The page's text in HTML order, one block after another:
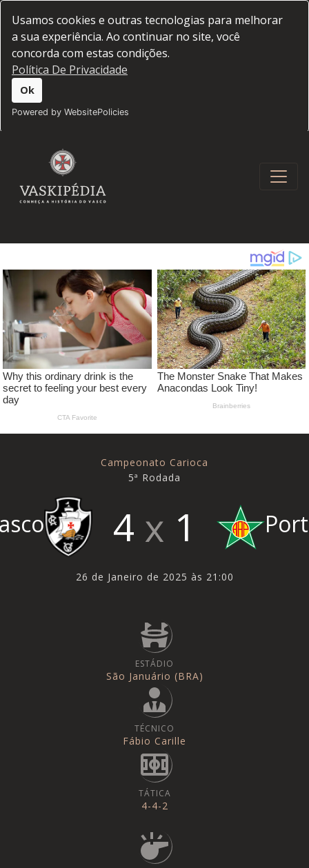
Usamos cookies e outras tecnologias para melhorar
a sua experiência. Ao continuar no site, você
concorda com estas condições.
Política De Privacidade
Ok
Powered by WebsitePolicies
Campeonato Carioca
5ª Rodada
4 1
26 de Janeiro de 2025 às 21:00
ESTÁDIO
São Januário (BRA)
TÉCNICO
Fábio Carille
TÁTICA
4-4-2